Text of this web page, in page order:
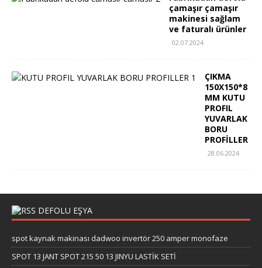
çamaşır çamaşır
makinesi sağlam
ve faturalı ürünler
02.07.2024
ÇIKMA
150X150*8
MM KUTU
PROFIL
YUVARLAK
BORU
PROFİLLER
28.06.2024
DEFOLU EŞYA
spot kaynak makinası dadwoo invertör 250 amper monofaze
SPOT 13 JANT SPOT 215 50 13 JINYU LASTİK SETİ